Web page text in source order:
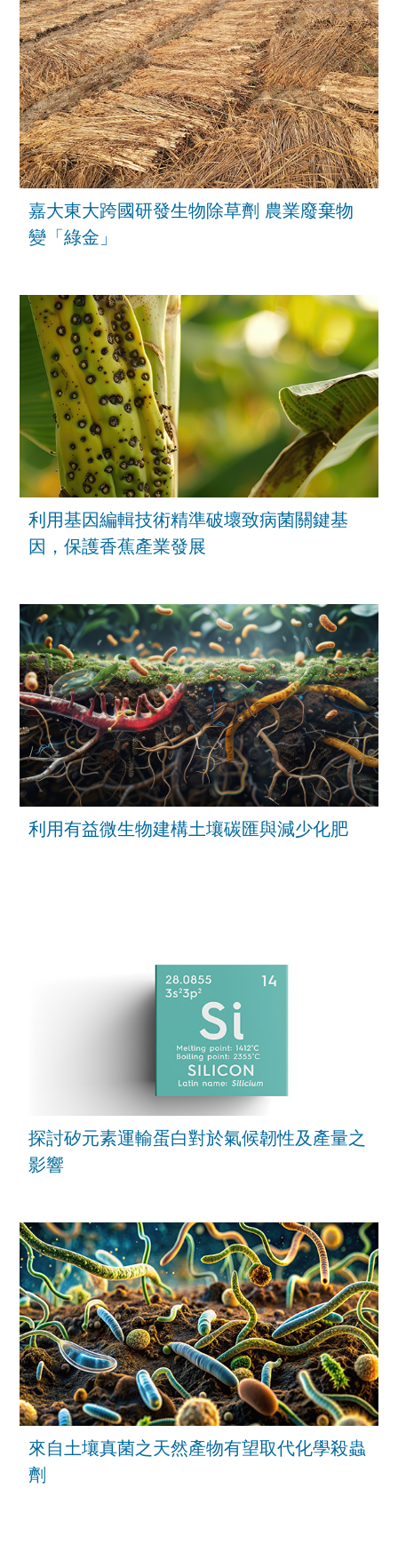
嘉大東大跨國研發生物除草劑 農業廢棄物
變「綠金」
利用基因編輯技術精準破壞致病菌關鍵基
因，保護香蕉產業發展
利用有益微生物建構土壤碳匯與減少化肥
探討矽元素運輸蛋白對於氣候韌性及產量之
影響
來自土壤真菌之天然產物有望取代化學殺蟲
劑